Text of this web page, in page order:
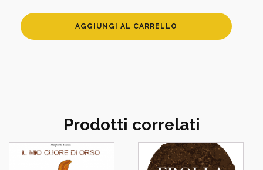
Colora
Urbino
AGGIUNGI AL CARRELLO
Prodotti correlati